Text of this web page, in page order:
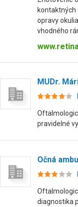
kontaktných
opravy
vhodného
MUDr.
pravidelné
Očná
diagnostika